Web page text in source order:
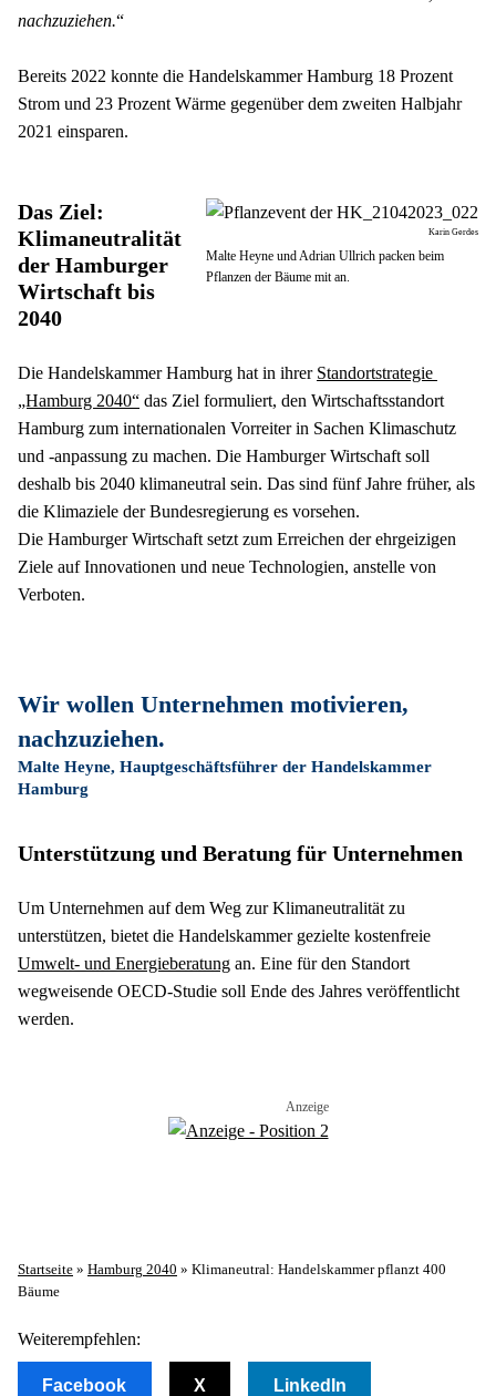
nachzuziehen.“
Bereits 2022 konnte die Handelskammer Hamburg 18 Prozent
Strom und 23 Prozent Wärme gegenüber dem zweiten Halbjahr
2021 einsparen.
Karin Gerdes
Malte Heyne und Adrian Ullrich packen beim
Pflanzen der Bäume mit an.
Das Ziel:
Klimaneutralität
der Hamburger
Wirtschaft bis
2040
Die Handelskammer Hamburg hat in ihrer Standortstrategie
„Hamburg 2040“ das Ziel formuliert, den Wirtschaftsstandort
Hamburg zum internationalen Vorreiter in Sachen Klimaschutz
und -anpassung zu machen. Die Hamburger Wirtschaft soll
deshalb bis 2040 klimaneutral sein. Das sind fünf Jahre früher, als
die Klimaziele der Bundesregierung es vorsehen.
Die Hamburger Wirtschaft setzt zum Erreichen der ehrgeizigen
Ziele auf Innovationen und neue Technologien, anstelle von
Verboten.
Wir wollen Unternehmen motivieren,
nachzuziehen.
Malte Heyne, Hauptgeschäftsführer der Handelskammer
Hamburg
Unterstützung und Beratung für Unternehmen
Um Unternehmen auf dem Weg zur Klimaneutralität zu
Umwelt- und Energieberatung an. Eine für den Standort
wegweisende OECD-Studie soll Ende des Jahres veröffentlicht
werden.
Startseite » Hamburg 2040 » Klimaneutral: Handelskammer pflanzt 400
Bäume
Weiterempfehlen:
Facebook X LinkedIn